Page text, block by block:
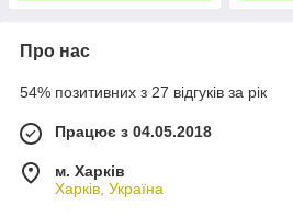
Про нас
54% позитивних з 27 відгуків за рік
Працює з 04.05.2018
м. Харків
Харків, Україна